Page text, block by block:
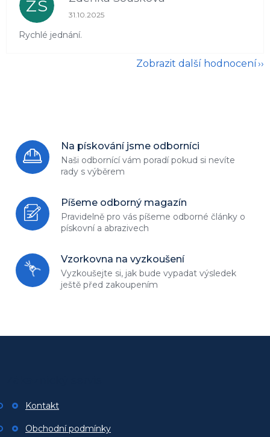
ZS Hodnocení obchodu je 5 z 5 hvězdiček.
31.10.2025
Rychlé jednání.
Zobrazit další hodnocení
Na pískování jsme odborníci
Naši odbornící vám poradí pokud si nevíte
rady s výběrem
Píšeme odborný magazín
Pravidelně pro vás píšeme odborné články o
pískovní a abrazivech
Vzorkovna na vyzkoušení
Vyzkoušejte si, jak bude vypadat výsledek
ještě před zakoupením
í
Kontakt
Obchodní podmínky